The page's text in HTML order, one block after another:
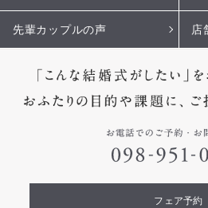
先輩カップルの声 店
フェア予約